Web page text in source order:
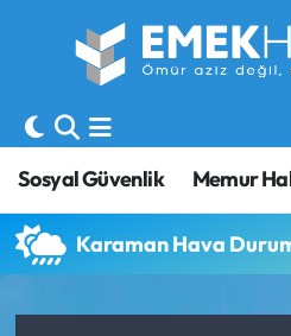
Sosyal Güvenlik Memur
Karaman Hava
Sosyal Güvenlik
Sendika
SORU-CEVAP
Gündem
Hava Durumu
Trafik Durumu
Süper Lig Puan Durumu
Tüm Manşetler